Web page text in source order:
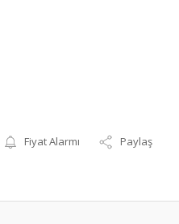
Fiyat Alarmı Paylaş